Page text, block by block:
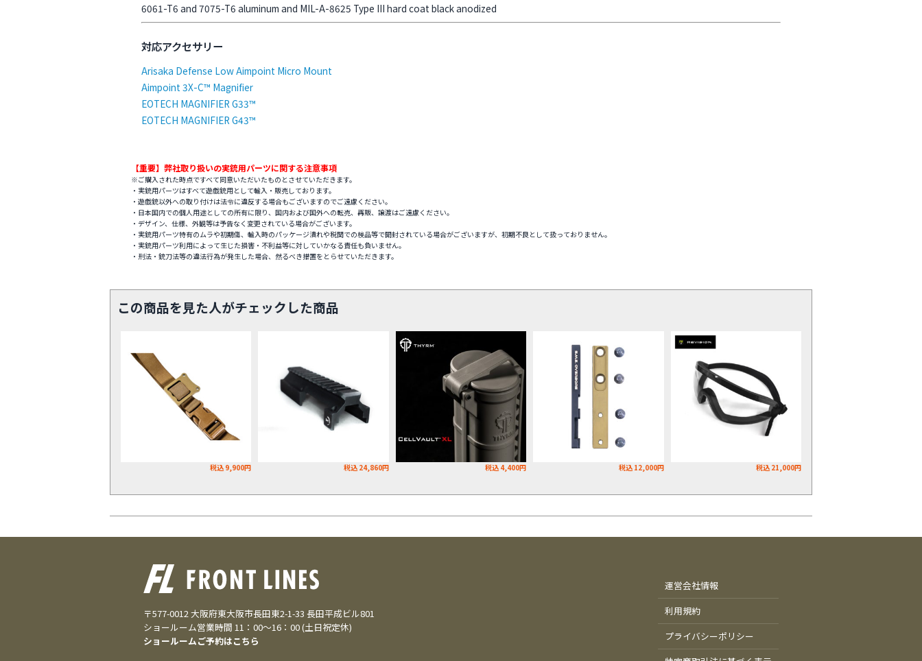
6061-T6 and 7075-T6 aluminum and MIL-A-8625 Type III hard coat black anodized
対応アクセサリー
Arisaka Defense Low Aimpoint Micro Mount
Aimpoint 3X-C™ Magnifier
EOTECH MAGNIFIER G33™
EOTECH MAGNIFIER G43™
【重要】弊社取り扱いの実銃用パーツに関する注意事項
※ご購入された時点ですべて同意いただいたものとさせていただきます。
・実銃用パーツはすべて遊戯銃用として輸入・販売しております。
・遊戯銃以外への取り付けは法令に違反する場合もございますのでご遠慮ください。
・日本国内での個人用途としての所有に限り、国内および国外への転売、再販、譲渡はご遠慮ください。
・デザイン、仕様、外観等は予告なく変更されている場合がございます。
・実銃用パーツ特有のムラや初期傷、輸入時のパッケージ潰れや税関での検品等で開封されている場合がございますが、初期不良として扱っておりません。
・実銃用パーツ利用によって生じた損害・不利益等に対していかなる責任も負いません。
・刑法・銃刀法等の違法行為が発生した場合、然るべき措置をとらせていただきます。
この商品を見た人がチェックした商品
税込 9,900円 税込 24,860円 税込 4,400円 税込 12,000円 税込 21,000円
〒577-0012 大阪府東大阪市長田東2-1-33 長田平成ビル801
ショールーム営業時間 11：00～16：00 (土日祝定休)
ショールームご予約はこちら
運営会社情報
利用規約
プライバシーポリシー